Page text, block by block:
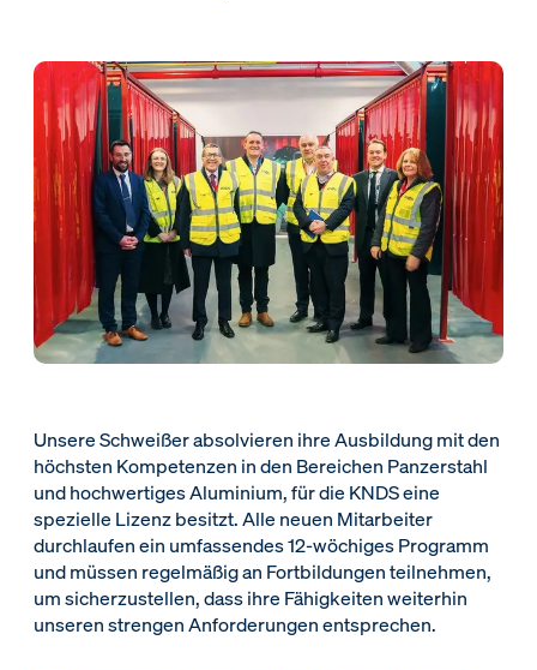
Unsere Schweißer absolvieren ihre Ausbildung mit den
höchsten Kompetenzen in den Bereichen Panzerstahl
und hochwertiges Aluminium, für die KNDS eine
spezielle Lizenz besitzt. Alle neuen Mitarbeiter
durchlaufen ein umfassendes 12-wöchiges Programm
und müssen regelmäßig an Fortbildungen teilnehmen,
um sicherzustellen, dass ihre Fähigkeiten weiterhin
unseren strengen Anforderungen entsprechen.